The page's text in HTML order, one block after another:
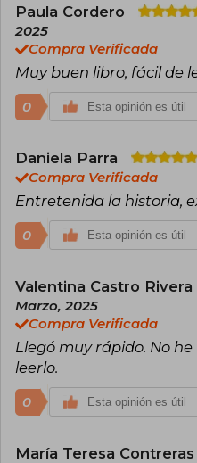
adoramos» por
Rabbit."
Paula Cordero
2025
Compra Verificada
Muy buen libro, fácil de
0 Esta opinión es útil
Daniela Parra
Compra Verificada
Entretenida la historia,
0 Esta opinión es útil
Valentina Castro Rivera
Marzo, 2025
Compra Verificada
Llegó muy rápido. No
leerlo.
0 Esta opinión es útil
María Teresa Contreras